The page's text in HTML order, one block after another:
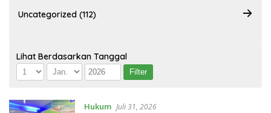
Uncategorized (112)
Lihat Berdasarkan Tanggal
Hukum Juli 31, 2026